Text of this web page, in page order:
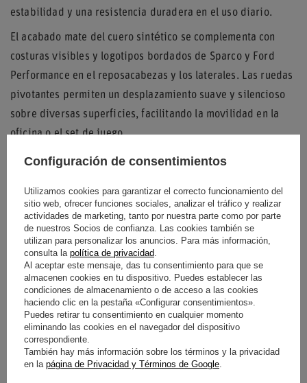
estabilidad y una resistencia duradera en el uso diario.
El acabado mate del cuero sintético se complementa con
costuras visibles y logotipos bordados de Sparco y Ford
Performance en el reposacabezas y los laterales. Las ruedas
pivotantes permiten un desplazamiento suave y silencioso
sobre diversas superficies, facilitando la movilidad en la
oficina o el set de juego.
Detalles de Alta Competición
La silla incorpora aperturas en la parte superior del
respaldo que evocan los arneses de los coches de carreras,
aportando un toque auténtico de competición. La
combinación de materiales resistentes y un diseño pensado
para la comodidad convierte a este modelo en una opción
ideal para entusiastas del motor y profesionales que buscan
un soporte firme y un estilo distintivo.
Entidad responsable de
SPARCO
Configuración de consentimientos
Utilizamos cookies para garantizar el correcto funcionamiento del
sitio web, ofrecer funciones sociales, analizar el tráfico y realizar
actividades de marketing, tanto por nuestra parte como por parte
de nuestros Socios de confianza. Las cookies también se
utilizan para personalizar los anuncios. Para más información,
consulta la política de privacidad.
Al aceptar este mensaje, das tu consentimiento para que se
almacenen cookies en tu dispositivo. Puedes establecer las
condiciones de almacenamiento o de acceso a las cookies
haciendo clic en la pestaña «Configurar consentimientos».
Puedes retirar tu consentimiento en cualquier momento
eliminando las cookies en el navegador del dispositivo
correspondiente.
También hay más información sobre los términos y la privacidad
en la página de Privacidad y Términos de Google.